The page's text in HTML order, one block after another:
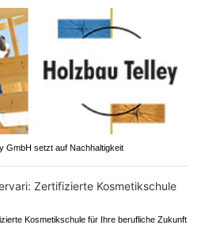
GmbH setzt auf Nachhaltigkeit
Kosmetikschule für Ihre berufliche Zukunft